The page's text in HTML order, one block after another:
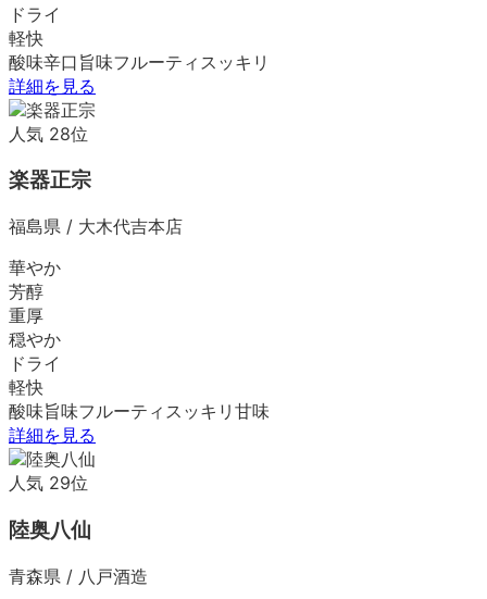
ドライ
軽快
酸味辛口 旨味フルーティ スッキリ
詳細を見る
人気 28位
楽器正宗
福島県 / 大木代吉本店
華やか
芳醇
重厚
穏やか
ドライ
軽快
酸味旨味フルーティ スッキリ 甘味
詳細を見る
人気 29位
陸奥八仙
青森県 / 八戸酒造